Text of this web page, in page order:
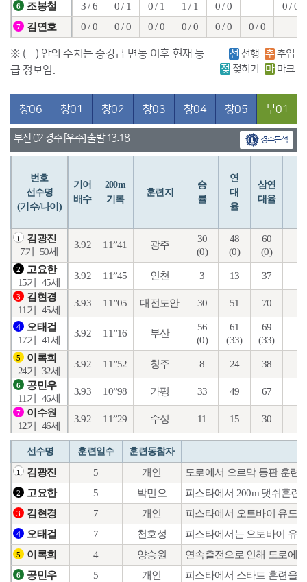
6 조봉철 3 / 6 0 / 1 0 / 1 1 / 1 0 / 0 0 / 0
7 김연호 0 / 0 0 / 0 0 / 0 0 / 0 0 / 0 0 / 0
※ ( ) 안의 수치는 승강급 변동 이후 현재 등
급 정보임.
선 선행 추 추입
젖 젖히기 마 마크
창06 창01 창02 창03 창04 창05 부01
부산 02 경주 [우수] 출발 13:18 경주분석
번호
선수명
(기수/나이)
기어
배수
200m
기록
훈련지
승
률
연
대
율
삼연
대율
1
김광진
7기
50세
3.92 11”41 광주
30
(0)
48
(0)
60
(0)
2
고요한
15기
45세
3.92 11”45 인천 3 13 37
3
김현경
11기
45세
3.93 11”05 대전도안 30 51 70
4
오태걸
17기
41세
3.92 11”16 부산
56
(0)
61
(33)
69
(33)
5
이록희
24기
32세
3.92 11”52 청주 8 24 38
6
공민우
11기
46세
3.93 10”98 가평 33 49 67
7
이수원
12기
46세
3.92 11”29 수성 11 15 30
선수명 훈련일수 훈련동참자
1 김광진 5 개인 도로에서 오르막 등판 훈련
2 고요한 5 박민오 피스타에서 200m 댓쉬훈련
3 김현경 7 개인 피스타에서 오토바이 유도
4 오태걸 7 천호성 피스타에서는 오토바이 유
5 이록희 4 양승원 연속출전으로 인해 도로에
6 공민우 5 개인 피스타에서 스타트 훈련을